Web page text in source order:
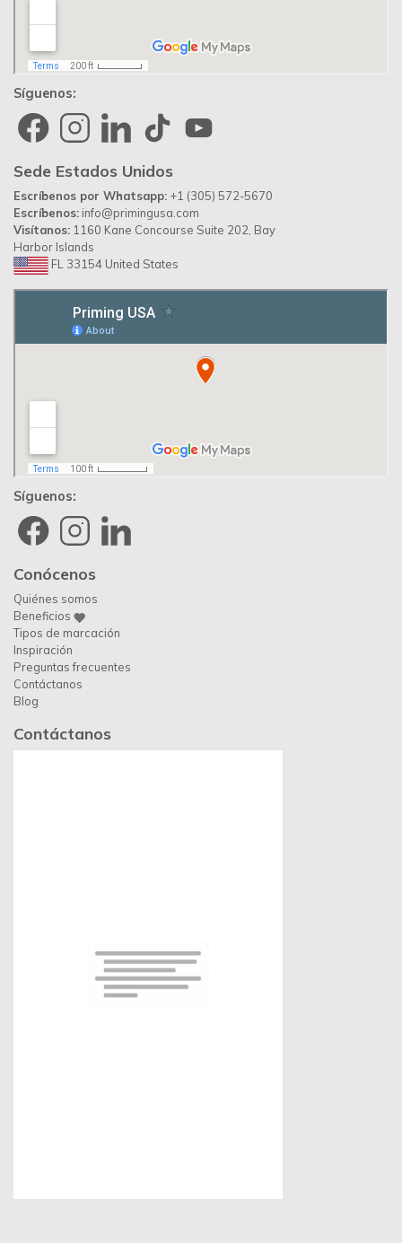
Síguenos:
Sede Estados Unidos
Escríbenos por Whatsapp: +1 (305) 572-5670
Escríbenos: info@primingusa.com
Visítanos: 1160 Kane Concourse Suite 202, Bay
Harbor Islands
FL 33154 United States
Síguenos:
Conócenos
Quiénes somos
Beneficios
Tipos de marcación
Inspiración
Preguntas frecuentes
Contáctanos
Blog
Contáctanos